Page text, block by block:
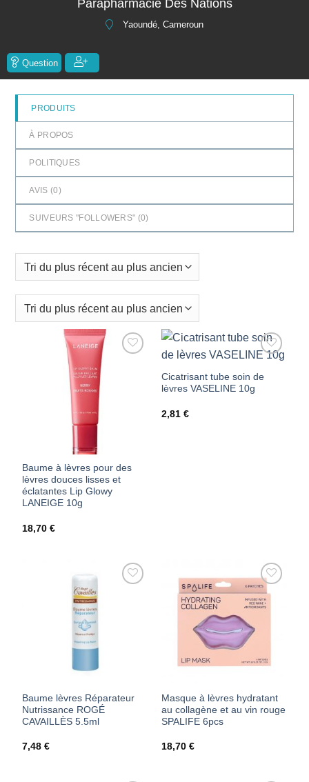
5
Parapharmacie Des Nations
Yaoundé, Cameroun
Question
PRODUITS
À PROPOS
POLITIQUES
AVIS (0)
SUIVEURS "FOLLOWERS" (0)
AJOUTER
À MES
FAVORIS
Baume à lèvres pour des
lèvres douces lisses et
éclatantes Lip Glowy
LANEIGE 10g
18,70€
À MES
FAVORIS
Cicatrisant tube soin de
lèvres VASELINE 10g
2,81 €
AJOUTER
FAVORIS
Baume lèvres Réparateur
Nutrissance ROGÉ
CAVAILLÈS 5.5ml
7,48€
AJOUTER
À MES
FAVORIS
Masque à lèvres hydratant
au collagène et au vin rouge
SPALIFE 6pcs
18,70 €